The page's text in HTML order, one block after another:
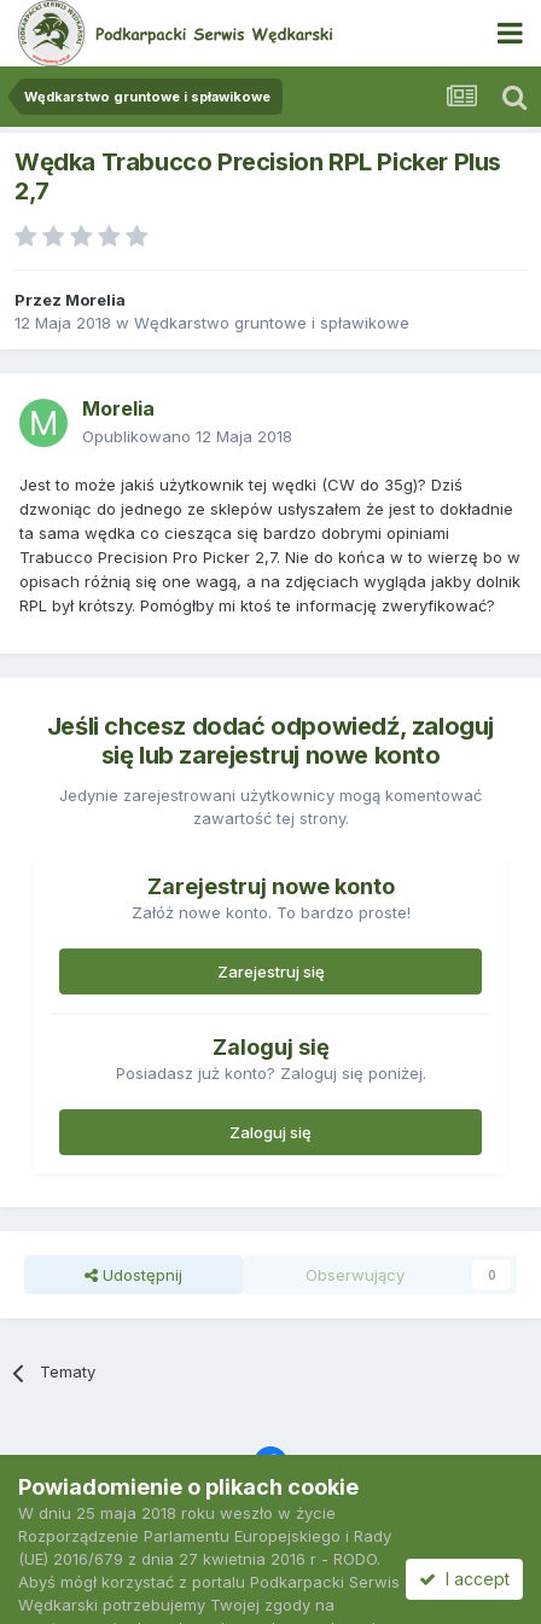
Wędkarstwo gruntowe i spławikowe
Wędka Trabucco Precision RPL Picker Plus
2,7
Przez Morelia
12 Maja 2018 w Wędkarstwo gruntowe i spławikowe
Morelia
Opublikowano 12 Maja 2018
Jest to może jakiś użytkownik tej wędki (CW do 35g)? Dziś
dzwoniąc do jednego ze sklepów usłyszałem że jest to dokładnie
ta sama wędka co ciesząca się bardzo dobrymi opiniami
Trabucco Precision Pro Picker 2,7. Nie do końca w to wierzę bo w
opisach różnią się one wagą, a na zdjęciach wygląda jakby dolnik
RPL był krótszy. Pomógłby mi ktoś te informację zweryfikować?
Jeśli chcesz dodać odpowiedź, zaloguj
się lub zarejestruj nowe konto
Jedynie zarejestrowani użytkownicy mogą komentować
zawartość tej strony.
Zarejestruj nowe konto
Załóż nowe konto. To bardzo proste!
Zarejestruj się
Zaloguj się
Posiadasz już konto? Zaloguj się poniżej.
Zaloguj się
Udostępnij Obserwujący 0
Tematy
Język Polityka prywatności Kontakt
2007-2026 Podkarpacki Serwis Wędkarski
Powiadomienie o plikach cookie
W dniu 25 maja 2018 roku weszło w życie
Rozporządzenie Parlamentu Europejskiego i Rady
(UE) 2016/679 z dnia 27 kwietnia 2016 r - RODO.
Abyś mógł korzystać z portalu Podkarpacki Serwis
Wędkarski potrzebujemy Twojej zgody na
I accept